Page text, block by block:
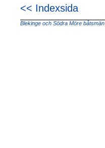
<< Indexsida
Blekinge och Södra Möre båtsmän